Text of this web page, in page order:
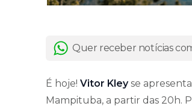
Quer receber notícias
É hoje! Vitor Kleyse
Mampituba, a partir das 20h.